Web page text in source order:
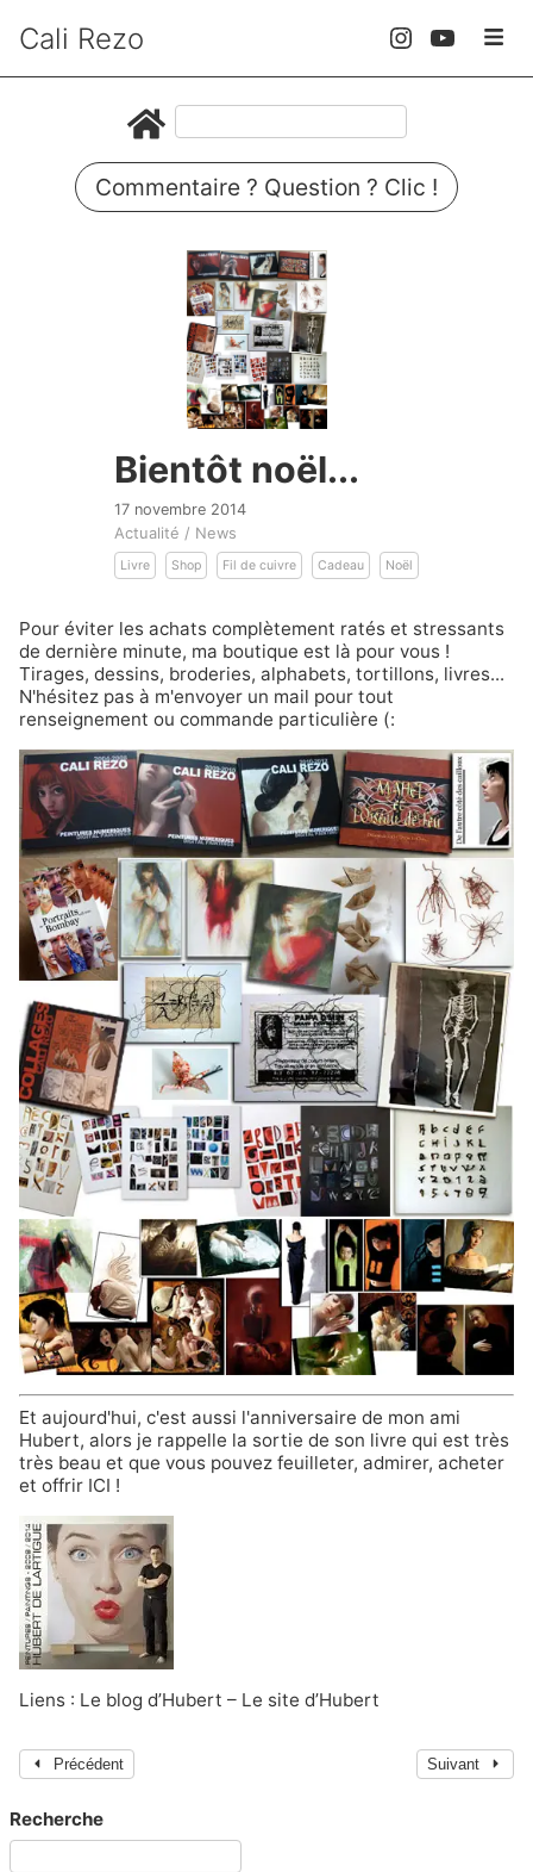
Cali Rezo
Commentaire ? Question ? Clic !
Bientôt noël...
17 novembre 2014
Actualité / News
Livre Shop Fil de cuivre Cadeau Noël
Pour éviter les achats complètement ratés et stressants
de dernière minute, ma boutique est là pour vous !
Tirages, dessins, broderies, alphabets, tortillons, livres...
N'hésitez pas à m'envoyer un mail pour tout
renseignement ou commande particulière (:
Et aujourd'hui, c'est aussi l'anniversaire de mon ami
Hubert, alors je rappelle la sortie de son livre qui est très
très beau et que vous pouvez feuilleter, admirer, acheter
et offrir ICI !
Liens : Le blog d’Hubert – Le site d’Hubert
Précédent Suivant
Recherche